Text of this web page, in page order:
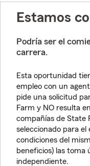
Estamos
Podría ser el
carrera.
Esta oportunidad
empleo con un
pide una solicitud
Farm y NO resulta
compañías de State
seleccionado para
condiciones del
beneficios) las
independiente.